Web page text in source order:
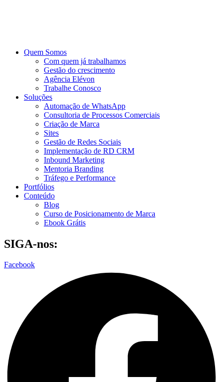
Quem Somos
Com quem já trabalhamos
Gestão do crescimento
Agência Elévon
Trabalhe Conosco
Soluções
Automação de WhatsApp
Consultoria de Processos Comerciais
Criação de Marca
Sites
Gestão de Redes Sociais
Implementação de RD CRM
Inbound Marketing
Mentoria Branding
Tráfego e Performance
Portfólios
Conteúdo
Blog
Curso de Posicionamento de Marca
Ebook Grátis
SIGA-nos:
Facebook